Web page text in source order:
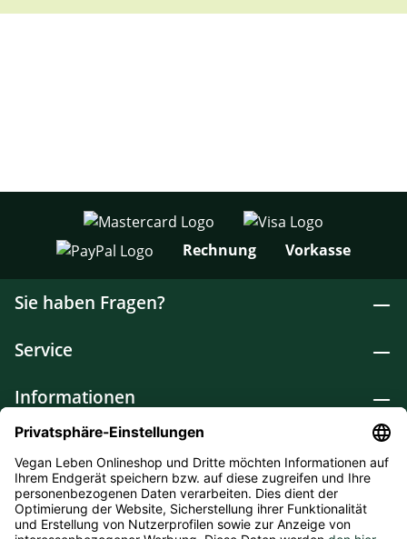
Rechnung Vorkasse
Sie haben Fragen?
Service
Informationen
Lebensmittel
Drogerie